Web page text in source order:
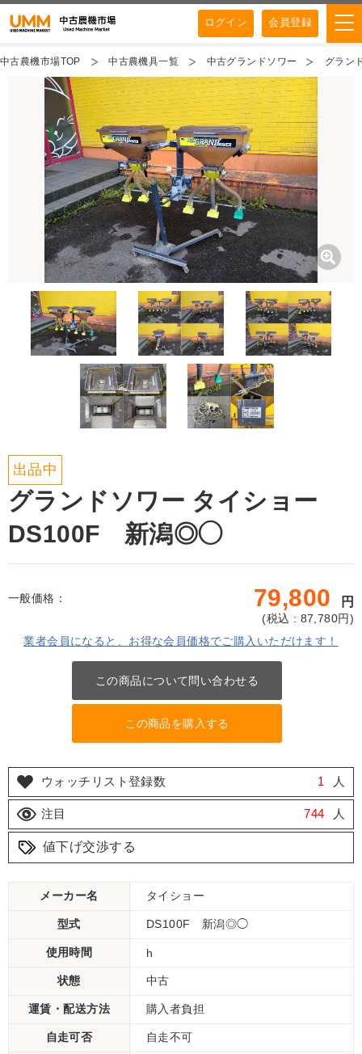
ログイン 会員登録
中古農機市場TOP 中古農機具一覧 中古グランドソワー グラン
出品中
グランドソワー タイショー
DS100F 新潟◎◯
一般価格： 79,800 円
(税込 : 87,780円)
業者会員になると、お得な会員価格でご購入いただけます！
この商品について問い合わせる
この商品を購入する
ウォッチリスト登録数 1 人
注目 744 人
値下げ交渉する
メーカー名 タイショー
型式 DS100F 新潟◎◯
使用時間 h
状態 中古
運賃・配送方法 購入者負担
自走可否 自走不可